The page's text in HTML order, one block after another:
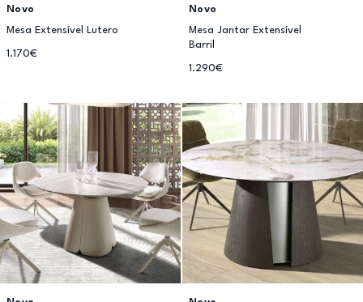
Novo
Mesa Extensível Lutero
1.170€
Novo
Mesa Jantar Extensível
Barril
1.290€